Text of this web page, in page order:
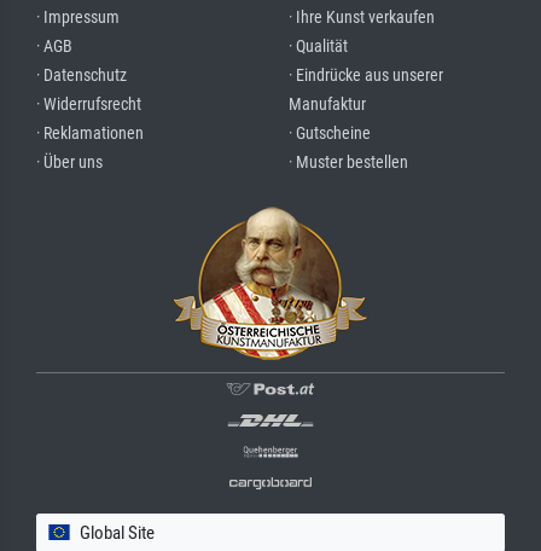
· Impressum
· AGB
· Datenschutz
· Widerrufsrecht
· Reklamationen
· Über uns
· Ihre Kunst verkaufen
· Qualität
· Eindrücke aus unserer
Manufaktur
· Gutscheine
· Muster bestellen
Global Site